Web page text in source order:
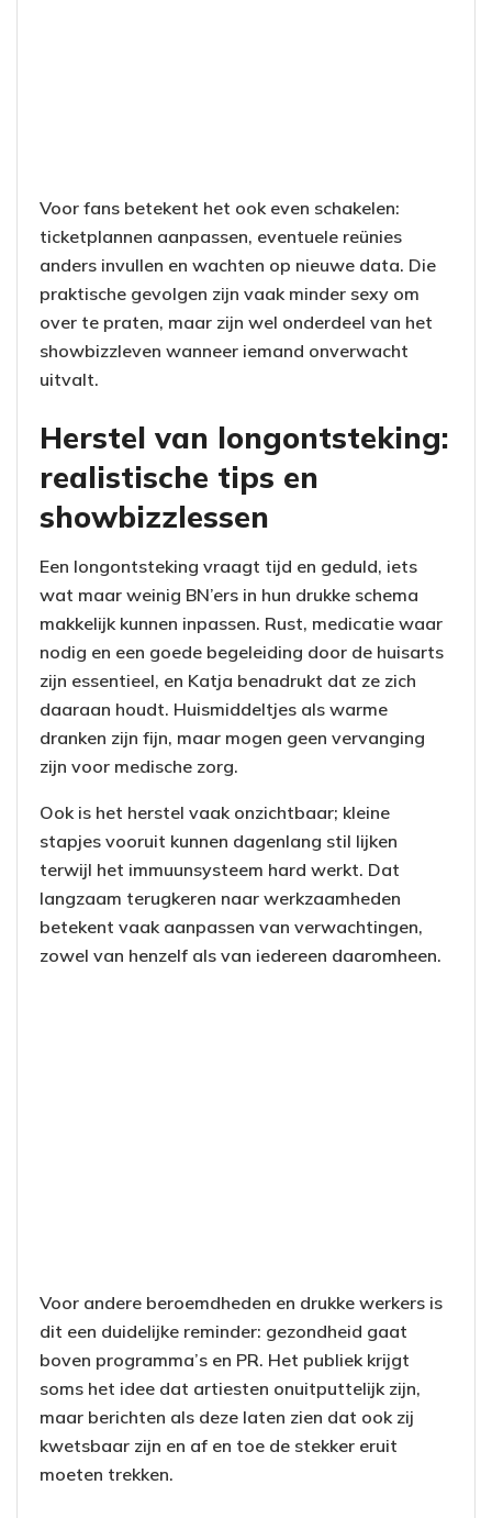
Voor fans betekent het ook even schakelen:
ticketplannen aanpassen, eventuele reünies
anders invullen en wachten op nieuwe data. Die
praktische gevolgen zijn vaak minder sexy om
over te praten, maar zijn wel onderdeel van het
showbizzleven wanneer iemand onverwacht
uitvalt.
Herstel van longontsteking:
realistische tips en
showbizzlessen
Een longontsteking vraagt tijd en geduld, iets
wat maar weinig BN’ers in hun drukke schema
makkelijk kunnen inpassen. Rust, medicatie waar
nodig en een goede begeleiding door de huisarts
zijn essentieel, en Katja benadrukt dat ze zich
daaraan houdt. Huismiddeltjes als warme
dranken zijn fijn, maar mogen geen vervanging
zijn voor medische zorg.
Ook is het herstel vaak onzichtbaar; kleine
stapjes vooruit kunnen dagenlang stil lijken
terwijl het immuunsysteem hard werkt. Dat
langzaam terugkeren naar werkzaamheden
betekent vaak aanpassen van verwachtingen,
zowel van henzelf als van iedereen daaromheen.
Voor andere beroemdheden en drukke werkers is
dit een duidelijke reminder: gezondheid gaat
boven programma’s en PR. Het publiek krijgt
soms het idee dat artiesten onuitputtelijk zijn,
maar berichten als deze laten zien dat ook zij
kwetsbaar zijn en af en toe de stekker eruit
moeten trekken.